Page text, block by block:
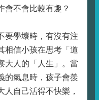
會不會比較有趣？
學壞時，有沒有注
相信小孩在思考「道
大人的「人生」。當
的氣息時，孩子會羨
自己活得不快樂，